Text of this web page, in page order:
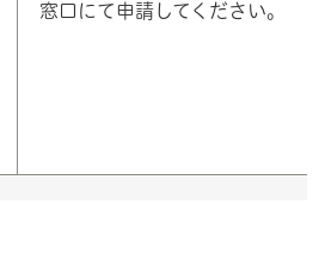
窓口にて申請してください。